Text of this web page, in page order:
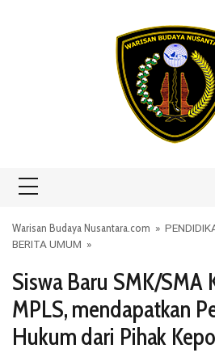
Warisan Budaya Nusantara.com »
BERITA UMUM »
Siswa Baru SMK/SMA
MPLS, mendapatkan
Hukum dari Pihak